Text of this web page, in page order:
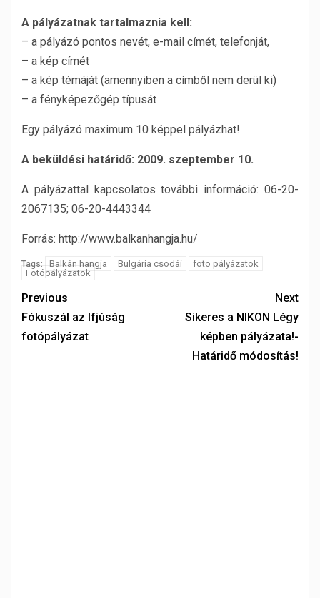
A pályázatnak tartalmaznia kell:
– a pályázó pontos nevét, e-mail címét, telefonját,
– a kép címét
– a kép témáját (amennyiben a címből nem derül ki)
– a fényképezőgép típusát
Egy pályázó maximum 10 képpel pályázhat!
A beküldési határidő: 2009. szeptember 10.
A pályázattal kapcsolatos további információ: 06-20-
2067135; 06-20-4443344
Forrás: http://www.balkanhangja.hu/
Tags: Balkán hangja Bulgária csodái
foto pályázatok
Fotópályázatok
Previous
Fókuszál az Ifjúság
fotópályázat
Next
Sikeres a NIKON Légy
képben pályázata!-
Határidő módosítás!